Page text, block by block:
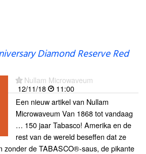
Diamond Reserve Red
Nullam Microwaveum
12/11/18
11:00
Een nieuw artikel van Nullam
Microwaveum Van 1868 tot vandaag
… 150 jaar Tabasco! Amerika en de
rest van de wereld beseffen dat ze
zonder de TABASCO®-saus, de pikante